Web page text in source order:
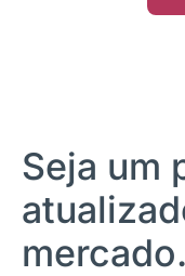
Seja um
mercado.